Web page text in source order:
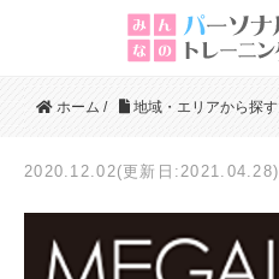
ホーム / 地域・エリアから探す
2020.12.02(更新日:2021.04.28)